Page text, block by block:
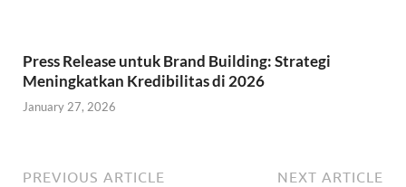
Press Release untuk Brand Building: Strategi
Meningkatkan Kredibilitas di 2026
January 27, 2026
PREVIOUS ARTICLE NEXT ARTICLE